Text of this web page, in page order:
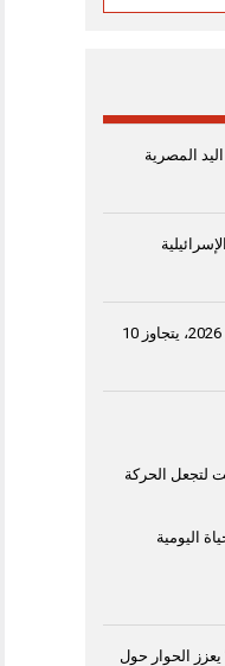
المصرية
إنتاج القمح في مصر خلال موسم 2026، يتجاوز 10
الحركة
اليومية
الشارقة للاستثمار 2026” يعزز الحوار حول